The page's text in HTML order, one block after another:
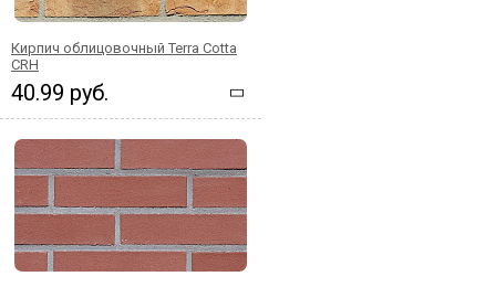
Кирпич облицовочный Terra Cotta
CRH
40.99 руб.